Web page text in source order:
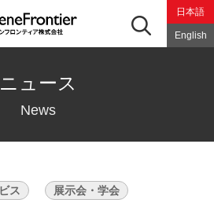
日本語
English
ニュース
News
ス 展示会・学会